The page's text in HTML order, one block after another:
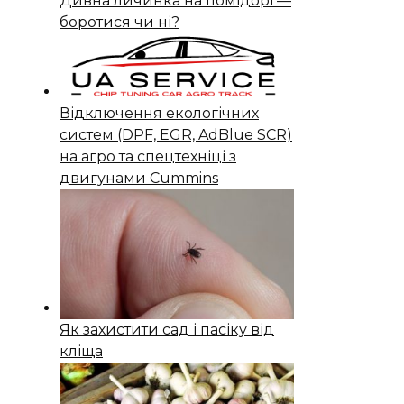
боротися чи ні?
Відключення екологічних
систем (DPF, EGR, AdBlue SCR)
на агро та спецтехніці з
двигунами Cummins
Як захистити сад і пасіку від
кліща